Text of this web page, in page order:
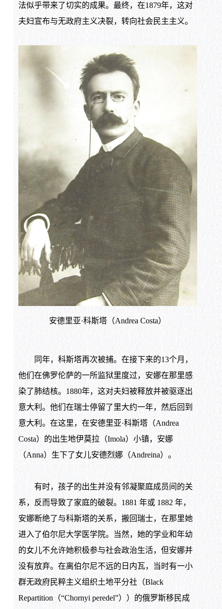
法似乎带来了切实的成果。最终，在1879年，这对
夫妇宣布与无政府主义决裂，转向社会民主主义。
安德里亚·科斯塔（Andrea Costa）
同年，科斯塔再次被捕。在接下来的13个月，
他们在佛罗伦萨的一所监狱里度过，安娜在那里感
染了肺结核。1880年，这对夫妇被释放并被驱逐出
意大利。他们在瑞士停留了里大约一年，然后回到
意大利。在这里，在安德里亚·科斯塔（Andrea
Costa）的出生地伊莫拉（Imola）小镇，安娜
（Anna）生下了女儿安德烈娜（Andreina）。
有时，孩子的出生并没有邻凝聚庭成员间的关
系，反而导致了家庭的破裂。1881 年或 1882 年，
安娜断绝了与科斯塔的关系，搬回瑞士，在那里她
进入了伯尔尼大学医学院。当然，她的学业和年幼
的女儿不允许她积极参与社会政治生活，但安娜并
没有放弃。在离伯尔尼不远的日内瓦，当时有一小
群无政府民粹主义组织土地平分社（Black
Repartition（“Chornyi peredel”））的俄罗斯移民成